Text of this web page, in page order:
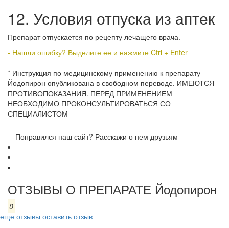
12. Условия отпуска из аптек
Препарат отпускается по рецепту лечащего врача.
- Нашли ошибку? Выделите ее и нажмите Ctrl + Enter
* Инструкция по медицинскому применению к препарату
Йодопирон опубликована в свободном переводе. ИМЕЮТСЯ
ПРОТИВОПОКАЗАНИЯ. ПЕРЕД ПРИМЕНЕНИЕМ
НЕОБХОДИМО ПРОКОНСУЛЬТИРОВАТЬСЯ СО
СПЕЦИАЛИСТОМ
Понравился наш сайт? Расскажи о нем друзьям
ОТЗЫВЫ О ПРЕПАРАТЕ Йодопирон
0
еще отзывы оставить отзыв